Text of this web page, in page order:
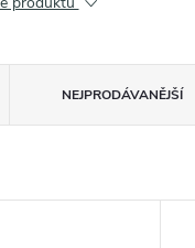
NEJPRODÁVANĚJŠÍ